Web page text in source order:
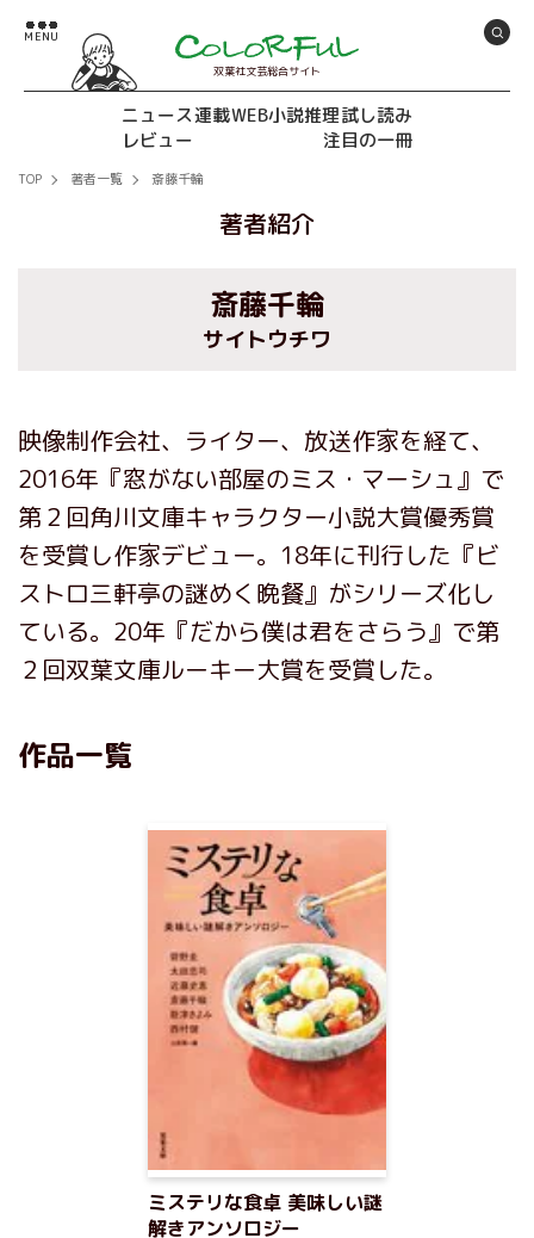
双葉社文芸総合サイト
ニュース連載WEB小説推理試し読み
レビュー
注目の一冊
TOP 著者一覧 斎藤千輪
著者紹介
斎藤千輪
サイトウチワ
映像制作会社、ライター、放送作家を経て、
2016年『窓がない部屋のミス・マーシュ』で
第２回角川文庫キャラクター小説大賞優秀賞
を受賞し作家デビュー。18年に刊行した『ビ
ストロ三軒亭の謎めく晩餐』がシリーズ化し
ている。20年『だから僕は君をさらう』で第
２回双葉文庫ルーキー大賞を受賞した。
作品一覧
ミステリな食卓 美味しい謎
解きアンソロジー